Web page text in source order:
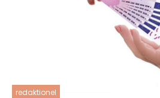
redaktionel